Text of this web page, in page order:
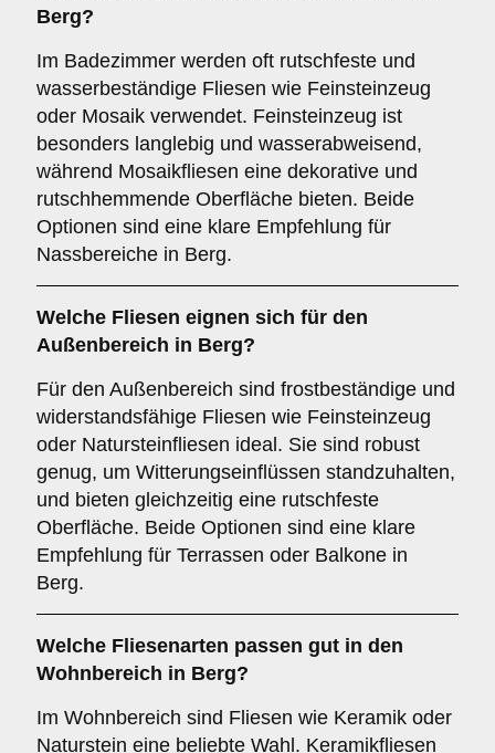
Berg?
Im Badezimmer werden oft rutschfeste und
wasserbeständige Fliesen wie Feinsteinzeug
oder Mosaik verwendet. Feinsteinzeug ist
besonders langlebig und wasserabweisend,
während Mosaikfliesen eine dekorative und
rutschhemmende Oberfläche bieten. Beide
Optionen sind eine klare Empfehlung für
Nassbereiche in Berg.
Welche Fliesen eignen sich für den
Außenbereich in Berg?
Für den Außenbereich sind frostbeständige und
widerstandsfähige Fliesen wie Feinsteinzeug
oder Natursteinfliesen ideal. Sie sind robust
genug, um Witterungseinflüssen standzuhalten,
und bieten gleichzeitig eine rutschfeste
Oberfläche. Beide Optionen sind eine klare
Empfehlung für Terrassen oder Balkone in
Berg.
Welche Fliesenarten passen gut in den
Wohnbereich in Berg?
Im Wohnbereich sind Fliesen wie Keramik oder
Naturstein eine beliebte Wahl. Keramikfliesen